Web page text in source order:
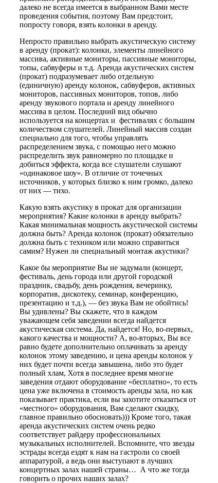
далеко не всегда имеется в выбранном Вами месте
проведения события, поэтому Вам предстоит,
попросту говоря, взять колонки в аренду.
Непросто правильно выбрать акустическую систему
в аренду (прокат): колонки, элементы линейного
массива, активные мониторы, пассивные мониторы,
топы, сабвуферы и т.д. Аренда акустических систем
(прокат) подразумевает либо отдельную
(единичную) аренду колонок, сабвуферов, активных
мониторов, пассивных мониторов, топов, либо
аренду звукового портала и аренду линейного
массива в целом. Последний вид обычно
используется на концертах и фестивалях с большим
количеством слушателей. Линейный массив создан
специально для того, чтобы управлять
распределением звука, с помощью него можно
распределить звук равномерно по площадке и
добиться эффекта, когда все слушатели слушают
«одинаковое шоу». В отличие от точечных
источников, у которых близко к ним громко, далеко
от них — тихо.
Какую взять акустику в прокат для организации
мероприятия? Какие колонки в аренду выбрать?
Какая минимальная мощность акустической системы
должна быть? Аренда колонок (прокат) обязательно
должна быть с техником или можно справиться
самим? Нужен ли специальный монтаж акустики?
Какое бы мероприятие Вы не задумали (концерт,
фестиваль, день города или другой городской
праздник, свадьбу, день рождения, вечеринку,
корпоратив, дискотеку, семинар, конференцию,
презентацию и т.д.), — без звука Вам не обойтись!
Вы удивлены? Вы скажете, что в каждом
уважающем себя заведении всегда найдется
акустическая система. Да, найдется! Но, во-первых,
какого качества и мощности? А, во-вторых, Вы все
равно будете дополнительно оплачивать за аренду
колонок этому заведению, и цена аренды колонок у
них будет почти всегда завышена, либо это будет
полный хлам, Хотя в последнее время многие
заведения отдают оборудование «бесплатно», то есть
цена уже включена в стоимость аренды зала, но как
показывает практика, если вы захотите отказаться от
«местного» оборудования, Вам сделают скидку,
главное правильно обосновать))) Кроме того, такая
аренда акустических систем очень редко
соответствует райдеру профессиональных
музыкальных исполнителей. Вспомните, что звезды
эстрады всегда ездят к нам на гастроли со своей
аппаратурой, а ведь они выступают в лучших
концертных залах нашей страны… А что же тогда
говорить о прочих наших залах?